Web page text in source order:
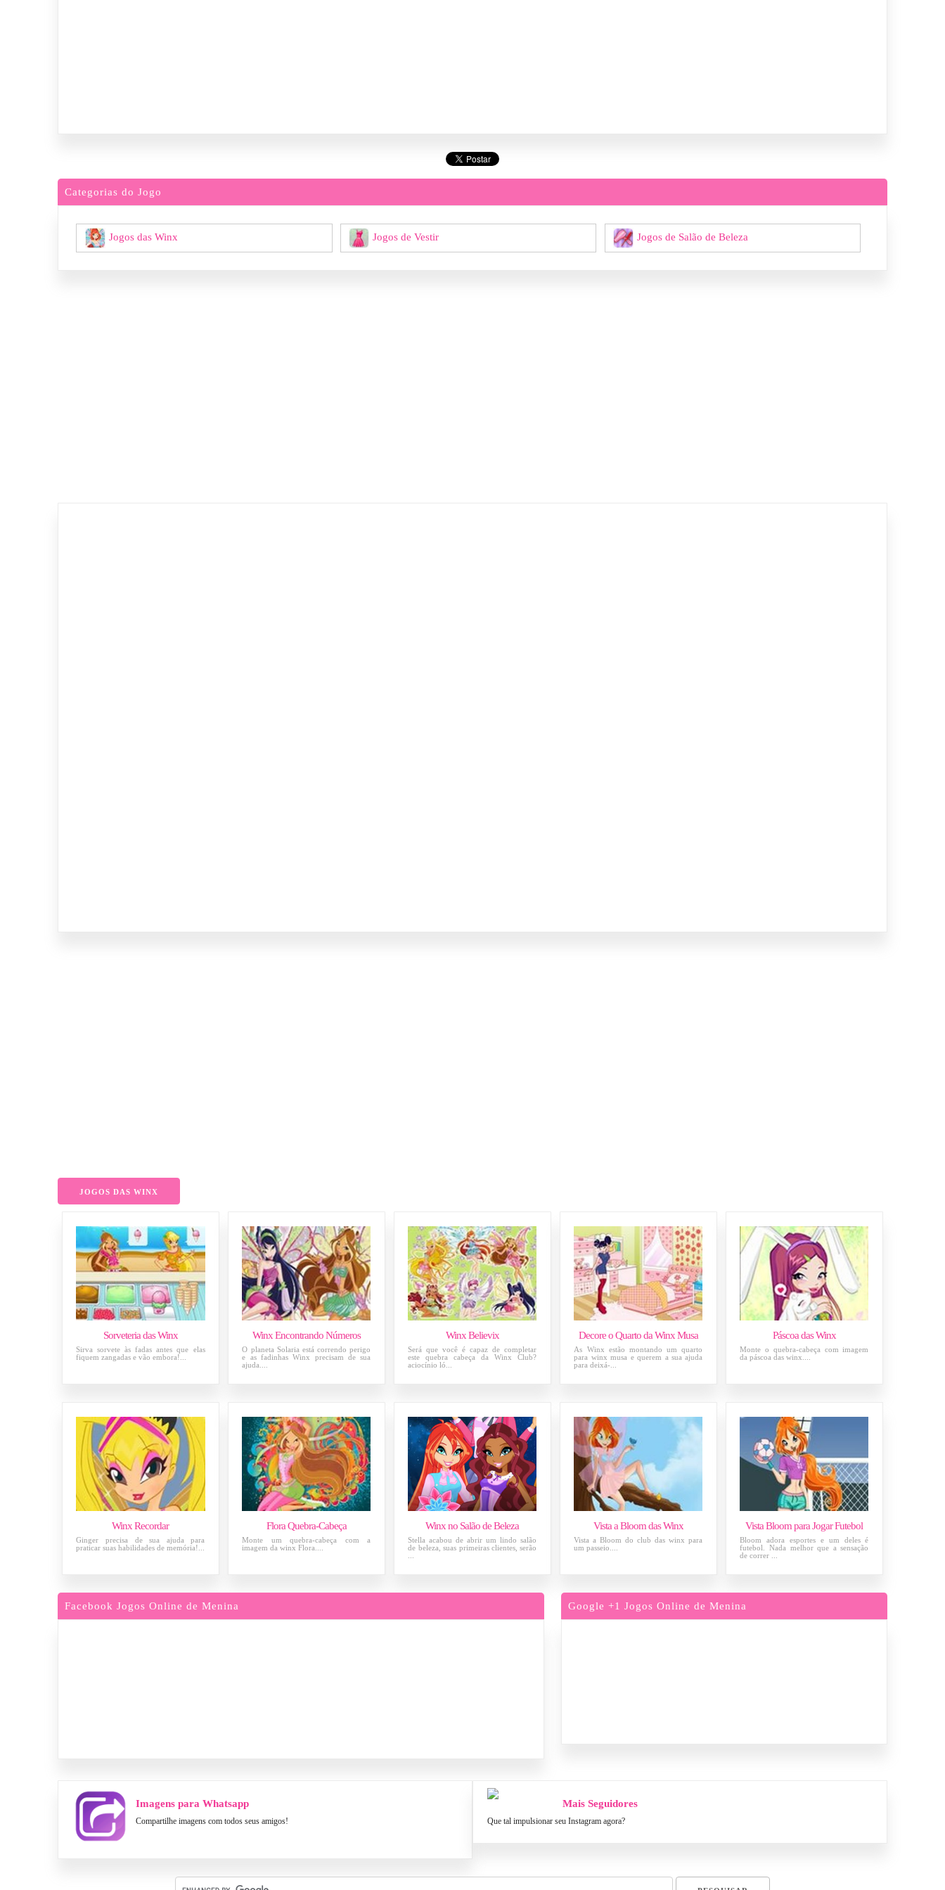
Categorias do Jogo
Jogos das Winx Jogos de Vestir Jogos de Salão de Beleza
JOGOS DAS WINX
Sorveteria das Winx
Sirva sorvete às fadas antes que elas
fiquem zangadas e vão embora!...
Winx Encontrando Números
O planeta Solaria está correndo perigo
e as fadinhas Winx precisam de sua
ajuda....
Winx Believix
Será que você é capaz de completar
este quebra cabeça da Winx Club?
aciocínio ló...
Decore o Quarto da Winx Musa
As Winx estão montando um quarto
para winx musa e querem a sua ajuda
para deixá-...
Páscoa das Winx
Monte o quebra-cabeça com imagem
da páscoa das winx....
Winx Recordar
Ginger precisa de sua ajuda para
praticar suas habilidades de memória!...
Flora Quebra-Cabeça
Monte um quebra-cabeça com a
imagem da winx Flora....
Winx no Salão de Beleza
Stella acabou de abrir um lindo salão
de beleza, suas primeiras clientes, serão
Vista a Bloom das Winx
Vista a Bloom do club das winx para
um passeio....
Vista Bloom para Jogar Futebol
Bloom adora esportes e um deles é
futebol. Nada melhor que a sensação
de correr ...
Facebook Jogos Online de Menina Google +1 Jogos Online de Menina
Imagens para Whatsapp
Compartilhe imagens com todos seus amigos!
Mais Seguidores
Que tal impulsionar seu Instagram agora?